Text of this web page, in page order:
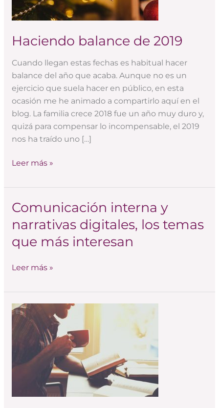
Haciendo balance de 2019
Cuando llegan estas fechas es habitual hacer
balance del año que acaba. Aunque no es un
ejercicio que suela hacer en público, en esta
ocasión me he animado a compartirlo aquí en el
blog. La familia crece 2018 fue un año muy duro y,
quizá para compensar lo incompensable, el 2019
nos ha traído uno […]
Leer más »
Comunicación interna y
narrativas digitales, los temas
que más interesan
Comunicación
y
narrativas
los
que
más
interesan
Leer más »
Los
leídos